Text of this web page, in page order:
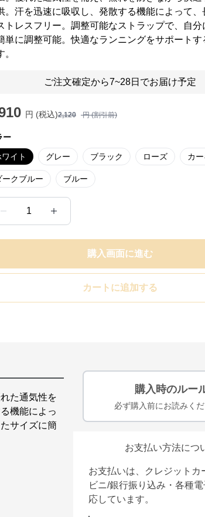
。汗を迅速に吸収し、発散する機能によって、
トレスフリー。調整可能なストラップで、自分
単に調整可能。快適なランニングをサポートす
。
ご注文確定から7~28日でお届け予定
円 (税込)2,120 円 (割引前)
ー
ワイト グレー ブラック ローズ カ
ークブルー ブルー
1
購入画面に進む
カートに追加する
た通気性を
機能によっ
サイズに簡
購入時のルー
必ず購入前にお読みくだ
お支払い方法につ
お支払いは、クレジットカ
ビニ/銀行振り込み・各種
応しています。